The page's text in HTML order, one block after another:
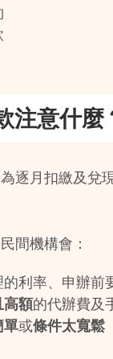
注意什麼
逐月扣繳及兌
間機構會：
利率、申辦前
高額的代辦費及
單或條件太寬鬆